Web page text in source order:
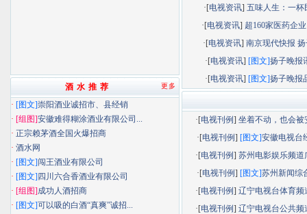
·[电视资讯]五味人生：一杯
·[电视资讯] 超160家医药企
·[电视资讯] 南京现代快报 扬
·[电视资讯] [图文]扬子晚报
·[电视资讯] [图文]扬子晚报
·[电视刊例]坐着不动，也会被
·[电视刊例] [图文]安徽电视台
·[电视刊例]苏州电影娱乐频道
·[电视刊例] [图文]苏州新闻综
·[电视刊例]辽宁电视台体育频
·[电视刊例]辽宁电视台公共频
更多
酒 水 推 荐
· [图文]崇阳酒业诚招市、县经销
· [组图]安徽难得糊涂酒业有限公司...
· 正宗赖茅酒全国火爆招商
· 酒水网
· [图文]闯王酒业有限公司
· [图文] 四川六合香酒业有限公司
· [组图]成功人酒招商
· [图文]可以吸的白酒“真爽”诚招...